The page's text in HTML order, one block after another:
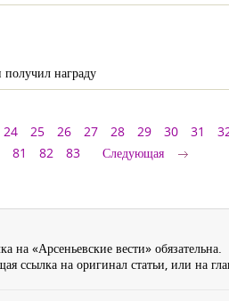
награду
24 25 26 27 28 29 30 31
81 82 83 Следующая
на «Арсеньевские вести» обязательна.
ссылка на оригинал статьи, или на